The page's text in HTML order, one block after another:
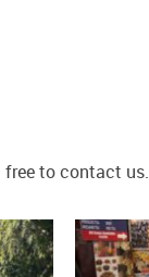
free to contact us.